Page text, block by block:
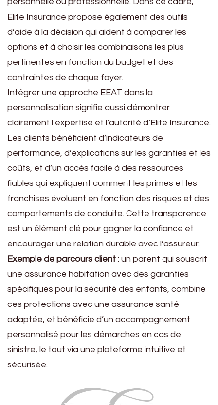
Elite Insurance propose également des outils
d’aide à la décision qui aident à comparer les
options et à choisir les combinaisons les plus
pertinentes en fonction du budget et des
contraintes de chaque foyer.
Intégrer une approche EEAT dans la
personnalisation signifie aussi démontrer
clairement l’expertise et l’autorité d’Elite Insurance.
Les clients bénéficient d’indicateurs de
performance, d’explications sur les garanties et les
coûts, et d’un accès facile à des ressources
fiables qui expliquent comment les primes et les
franchises évoluent en fonction des risques et des
comportements de conduite. Cette transparence
est un élément clé pour gagner la confiance et
encourager une relation durable avec l’assureur.
Exemple de parcours client : un parent qui souscrit
une assurance habitation avec des garanties
spécifiques pour la sécurité des enfants, combine
ces protections avec une assurance santé
adaptée, et bénéficie d’un accompagnement
personnalisé pour les démarches en cas de
sinistre, le tout via une plateforme intuitive et
sécurisée.